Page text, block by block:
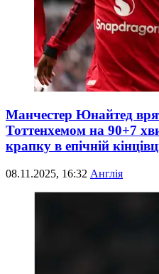
Манчестер Юнайтед
Тоттенхемом на 90+7
крапку в епічній
08.11.2025, 16:32 Англія